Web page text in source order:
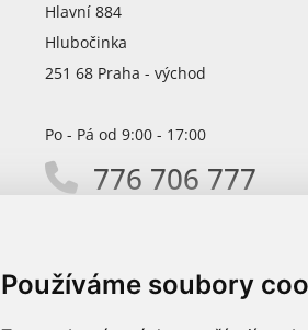
Používáme soubory
Hlavní 884
Hlubočinka
251 68 Praha - východ
Po - Pá od 9:00 - 17:00
776 706 777